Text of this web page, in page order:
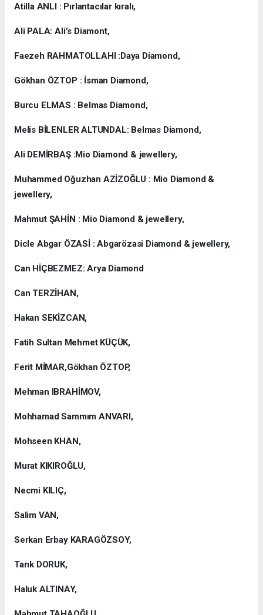
Atilla ANLI : Pırlantacılar kıralı,
Ali PALA: Ali’s Diamont,
Faezeh RAHMATOLLAHI :Daya Diamond,
Gökhan ÖZTOP : İsman Diamond,
Burcu ELMAS : Belmas Diamond,
Melis BİLENLER ALTUNDAL: Belmas Diamond,
Ali DEMİRBAŞ :Mio Diamond & jewellery,
Muhammed Oğuzhan AZİZOĞLU : Mio Diamond &
jewellery,
Mahmut ŞAHİN : Mio Diamond & jewellery,
Dicle Abgar ÖZASİ : Abgarözasi Diamond & jewellery,
Can HİÇBEZMEZ: Arya Diamond
Can TERZİHAN,
Hakan SEKİZCAN,
Fatih Sultan Mehmet KÜÇÜK,
Ferit MİMAR,Gökhan ÖZTOP,
Mehman IBRAHİMOV,
Mohhamad Sammım ANVARI,
Mohseen KHAN,
Murat KIKIROĞLU,
Necmi KILIÇ,
Salim VAN,
Serkan Erbay KARAGÖZSOY,
Tarık DORUK,
Haluk ALTINAY,